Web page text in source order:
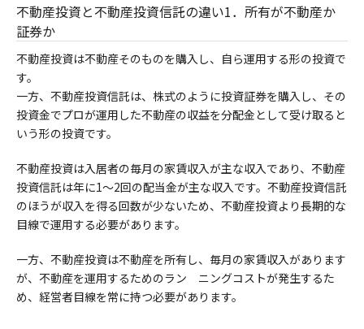
不動産投資と不動産投資信託の違い1．所有が不動産か
証券か
不動産投資は不動産そのものを購入し、自ら運用する形の投資で
す。
一方、不動産投資信託は、株式のように投資証券を購入し、その
投資金でプロが運用した不動産の収益を分配金と して受け取ると
いう形の投資です。
不動産投資は入居者の毎月の家賃収入が主な収入であり、不動産
投資信託は年に1〜2回の配当金が主な収入です。不動産投資信託
のほうが収入を得る回数が少ないため、不動産投資より長期的な
目線で運用する必要があります。
一方、不動産投資は不動産を所有し、毎月の家賃収入があります
が、不動産を運用するためのラン ニングコストが発生するた
め、経営者目線を常に持つ必要があります。